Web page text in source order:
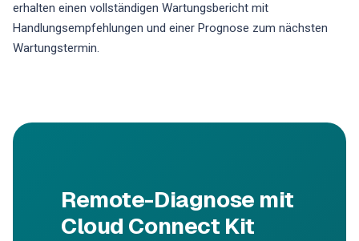
erhalten einen vollständigen Wartungsbericht mit
Handlungsempfehlungen und einer Prognose zum nächsten
Wartungstermin.
Remote-Diagnose mit
Cloud Connect Kit